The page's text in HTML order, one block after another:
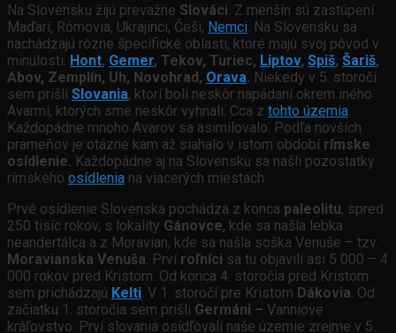
Na Slovensku žijú prevažne Slováci . Z menšín sú zastúpení
Maďarí, Rómovia, Ukrajinci, Češi, Nemci . Na Slovensku sa
nachádzajú rôzne špecifické oblasti, ktoré majú svoj pôvod v
minulosti: Hont, Gemer, Tekov, Turiec, Liptov, Spiš, Šariš,
Abov, Zemplín, Uh, Novohrad, Orava. Niekedy v 5. storočí
sem prišli Slovania, ktorí boli neskôr napádaní okrem iného
Avarmi, ktorých sme neskôr vyhnali. Cca z tohto územia
Každopádne mnoho Avarov sa asimilovalo. Podľa novších
prameňov je otázne kam až siahalo v istom období rímske
osídlenie. Každopádne aj na Slovensku sa našli pozostatky
rímskeho osídlenia na viacerých miestach.
Prvé osídlenie Slovenska pochádza z konca paleolitu, spred
250 tisíc rokov, s lokality Gánovce, kde sa našla lebka
neandertálca a z Moravian, kde sa našla soška Venuše – tzv.
Moravianska Venuša . Prví roľníci sa tu objavili asi 5 000 – 4
000 rokov pred Kristom. Od konca 4. storočia pred Kristom
sem prichádzajú Kelti . V 1. storočí pre Kristom Dákovia . Od
začiatku 1. storočia sem prišli Germáni – Vanniove
kráľovstvo. Prví slovania osídľovali naše územie zrejme v 5.